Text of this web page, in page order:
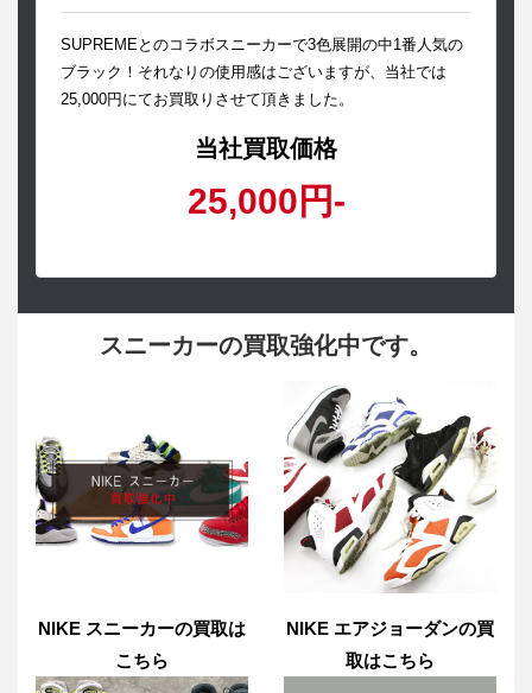
SUPREMEとのコラボスニーカーで3色展開の中1番人気の
ブラック！それなりの使用感はございますが、当社では
25,000円にてお買取りさせて頂きました。
当社買取価格
25,000円-
スニーカーの買取強化中です。
NIKE スニーカーの買取は
こちら
NIKE エアジョーダンの買
取はこちら